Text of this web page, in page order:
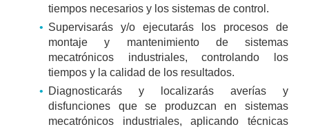
tiempos necesarios y los sistemas de control.
Supervisarás y/o ejecutarás los procesos de
montaje y mantenimiento de sistemas
mecatrónicos industriales, controlando los
tiempos y la calidad de los resultados.
Diagnosticarás y localizarás averías y
disfunciones que se produzcan en sistemas
mecatrónicos industriales, aplicando técnicas